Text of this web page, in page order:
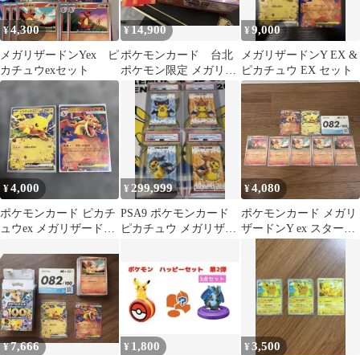
¥4,300
メガリザードンYex ピ
カチュウexセット
¥14,900
ポケモンカード 台北
ポケモン限定 メガリザ
ードンX Y スペシャル
セット
¥9,000
メガリザードンY EX &
ピカチュウ EX セット
¥4,000
ポケモンカード ピカチ
ュウex メガリザードン
¥ 299,999
PSA9 ポケモンカード
ピカチュウ メガリザー
¥4,080
ポケモンカード メガリ
ザードンY ex スタート
デッキ100 ノーマルカ
ード 他
¥7,666 ¥ 1,800 ¥3,500